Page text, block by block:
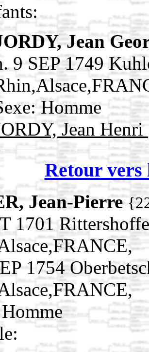
Jean
9 SEP 1749
Homme
Jean Henri
Retour vers
Jean-Pierre
1701
1754